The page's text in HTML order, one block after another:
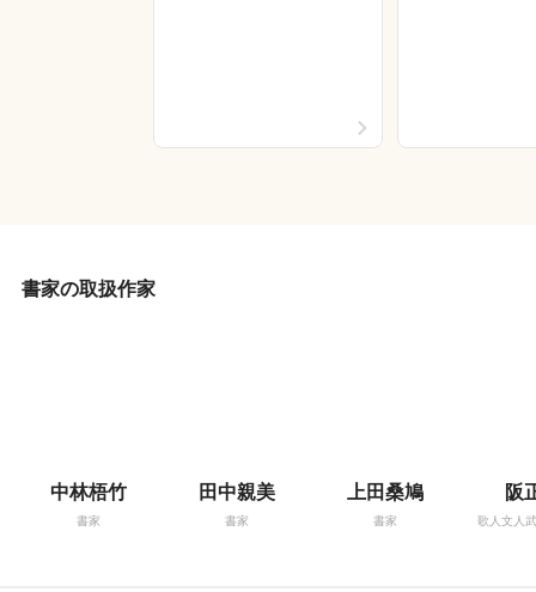
書家の取扱作家
中林梧竹
書家
田中親美
書家
上田桑鳩
書家
阪
歌人文人